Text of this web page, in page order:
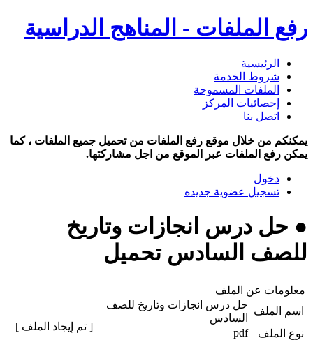
رفع الملفات - المناهج الدراسية
الرئيسية
شروط الخدمة
الملفات المسموحة
إحصائيات المركز
اتصل بنا
يمكنكم من خلال موقع رفع الملفات من تحميل جميع الملفات ، كما
يمكن رفع الملفات عبر الموقع من اجل مشاركتها.
دخول
تسجيل عضوية جديده
● حل درس انجازات وتاريخ
للصف السادس تحميل
معلومات عن الملف
اسم الملف
حل درس انجازات وتاريخ للصف
السادس
نوع الملف
pdf
[ تم إيجاد الملف ]